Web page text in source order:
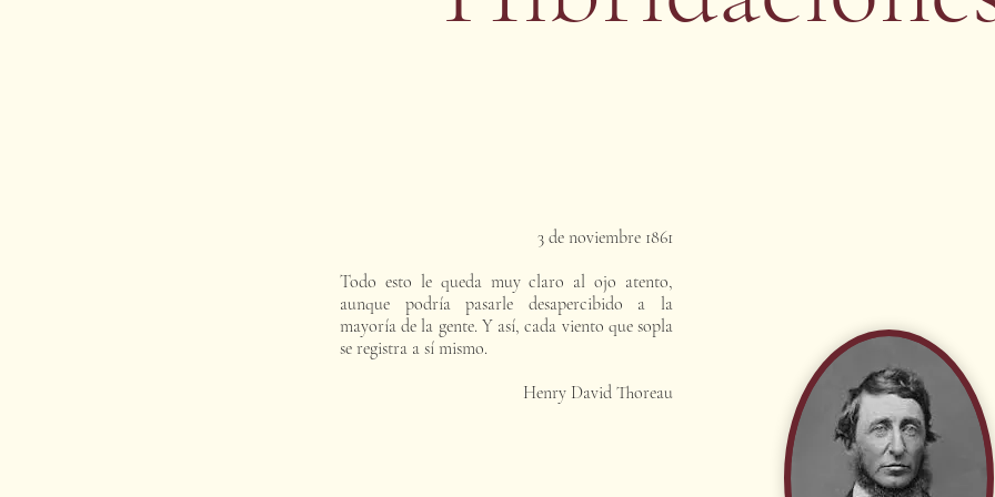
3 de noviembre 1861
Todo esto le queda muy claro al ojo atento,
aunque podría pasarle desapercibido a la
mayoría de la gente. Y así, cada viento que sopla
se registra a sí mismo.
Henry David Thoreau